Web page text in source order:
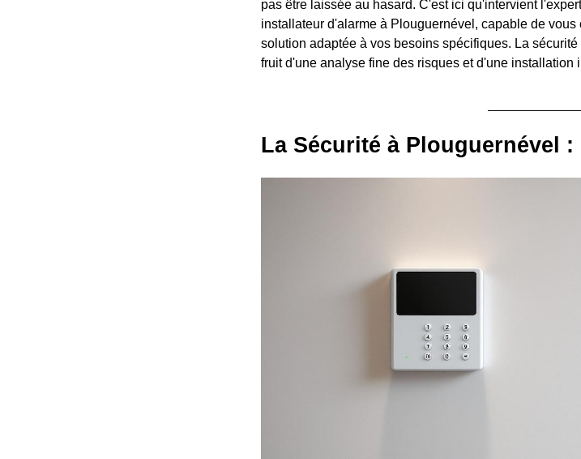
pas être laissée au hasard. C'est ici qu'intervient
installateur d'alarme à Plouguernével, capable de
solution adaptée à vos besoins spécifiques. La
fruit d'une analyse fine des risques et d'une installation
La Sécurité à Plouguernével